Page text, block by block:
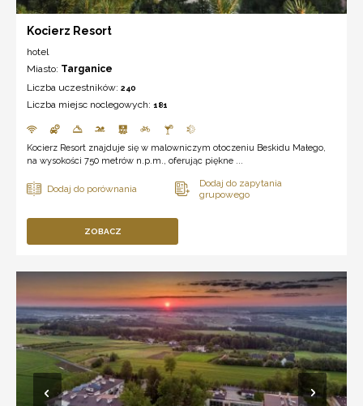
Kocierz Resort
hotel
Miasto: Targanice
Liczba uczestników: 240
Liczba miejsc noclegowych: 181
Kocierz Resort znajduje się w malowniczym otoczeniu Beskidu Małego,
na wysokości 750 metrów n.p.m., oferując piękne ...
ZOBACZ